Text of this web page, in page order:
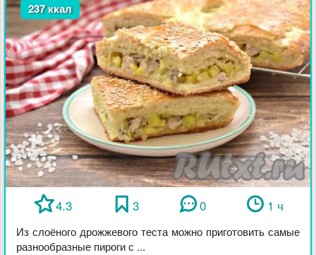
237 ккал
4.3 3 0 1 ч
Из слоёного дрожжевого теста можно приготовить самые
разнообразные пироги с ...